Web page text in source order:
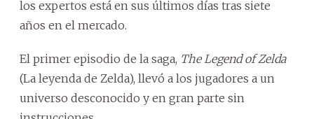
los expertos está en sus últimos días tras siete
años en el mercado.
El primer episodio de la saga, The Legend of Zelda
(La leyenda de Zelda), llevó a los jugadores a un
universo desconocido y en gran parte sin